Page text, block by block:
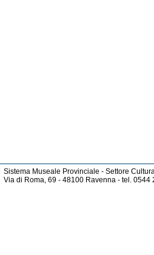
Sistema Museale Provinciale - Settore
Via di Roma, 69 - 48100 Ravenna - tel.